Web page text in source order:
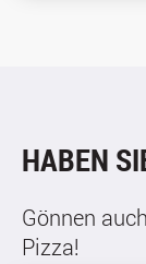
HABEN
Gönnen
Pizza!